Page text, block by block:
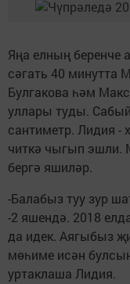
Яңа елның беренче
сәгать 40 минутта
Булгакова һәм
уллары туды.
сантиметр. Лидия -
читкә чыгып эшли.
бергә яшиләр.
-Балабыз туу зур
-2 яшендә. 2018
да идек. Аягыбыз
мөһиме исән
уртаклаша Лидия.